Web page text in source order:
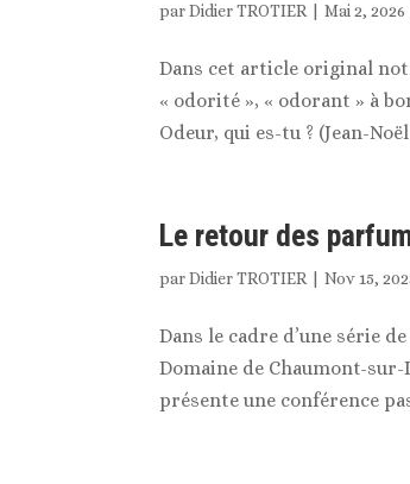
parDidier TROTIER|Mai 2, 2026
Dans cet article original
« odorité », « odorant » à
Odeur, qui es-tu ? (Jean-
Le retour des
parDidier TROTIER|Nov 15,
Dans le cadre d’une série
Domaine de Chaumont-
présente une conférence